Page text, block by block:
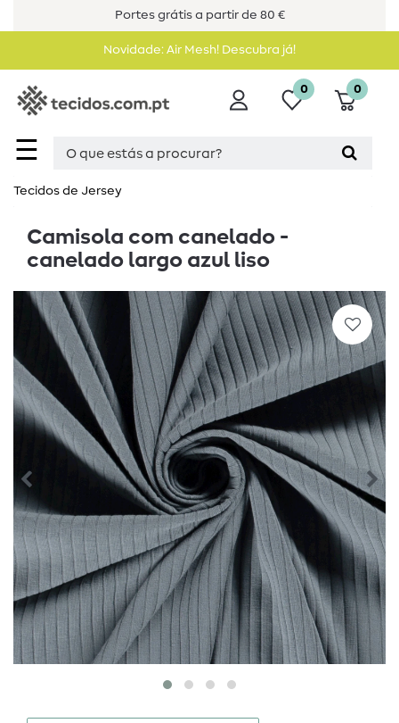
Portes grátis a partir de 80 €
Novidade: Air Mesh! Descubra já!
☰
0 0
Tecidos de Jersey
Camisola com canelado -
canelado largo azul liso